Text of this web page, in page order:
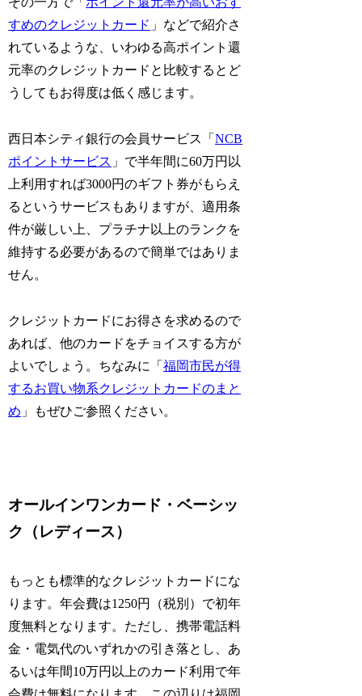
すめのクレジットカード 」などで紹介さ
れているような、いわゆる高ポイント還
元率のクレジットカードと比較するとど
うしてもお得度は低く感じます。
西日本シティ銀行の会員サービス「NCB
ポイントサービス 」で半年間に60万円以
上利用すれば3000円のギフト券がもらえ
るというサービスもありますが、適用条
件が厳しい上、プラチナ以上のランクを
維持する必要があるので簡単ではありま
せん。
クレジットカードにお得さを求めるので
あれば、他のカードをチョイスする方が
よいでしょう。ちなみに「福岡市民が得
するお買い物系クレジットカードのまと
め 」もぜひご参照ください。
オールインワンカード・ベーシッ
ク（レディース）
もっとも標準的なクレジットカードにな
ります。年会費は1250円（税別）で初年
度無料となります。ただし、携帯電話料
金・電気代のいずれかの引き落とし、あ
るいは年間10万円以上のカード利用で年